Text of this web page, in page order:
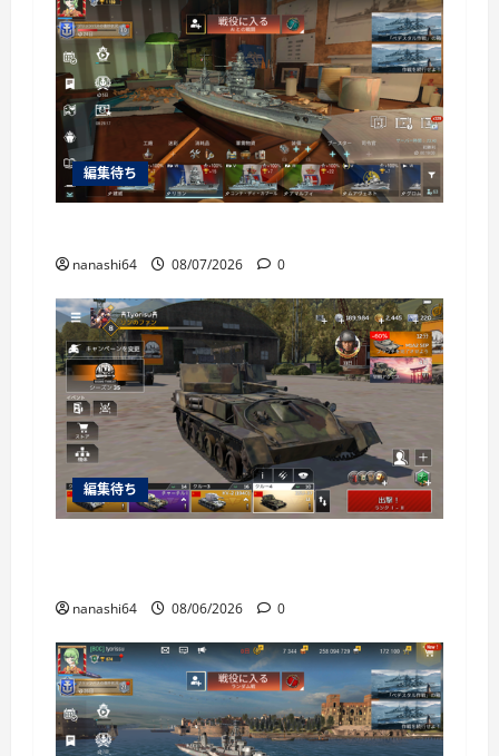
編集待ち
nanashi64 08/07/2026 0
編集待ち
nanashi64 08/06/2026 0